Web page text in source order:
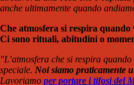
anche ultimamente quando
Che atmosfera si respira
Ci sono rituali, abitudini o
"L’atmosfera che si respira
speciale. Noi siamo praticamente
Lavoriamo per portare i tifosi del